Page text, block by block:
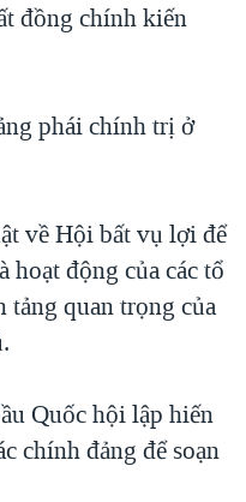
đồng chính kiến
phái chính trị ở
về Hội bất vụ lợi để
hoạt động của các tổ
tảng quan trọng của
Quốc hội lập hiến
chính đảng để soạn